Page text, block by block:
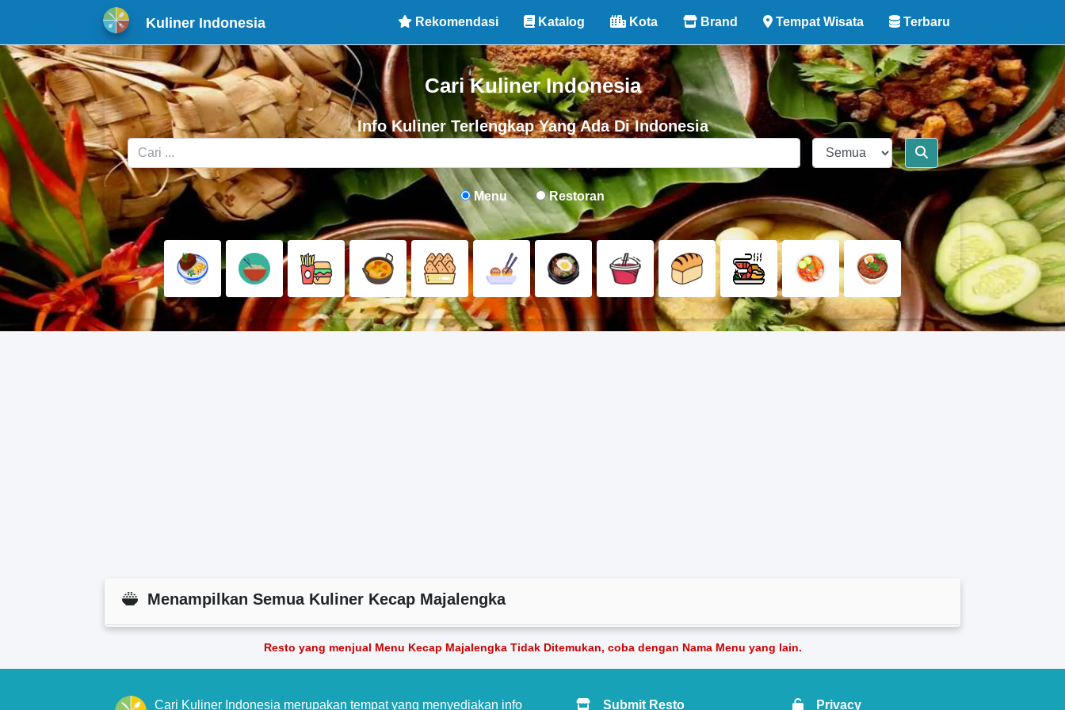
Kuliner Indonesia Rekomendasi Katalog Kota Brand Tempat Wisata Terbaru
Cari Kuliner Indonesia
Info Kuliner Terlengkap Yang Ada Di Indonesia
Menu Restoran
Menampilkan Semua Kuliner Kecap Majalengka
Resto yang menjual Menu Kecap Majalengka Tidak Ditemukan, coba dengan Nama Menu yang lain.
Cari Kuliner Indonesia merupakan tempat yang menyediakan info Submit Resto Privacy